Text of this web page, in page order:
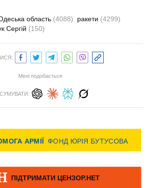
область (4088) ракети (4299)
Сергій (150)
Мені подобається